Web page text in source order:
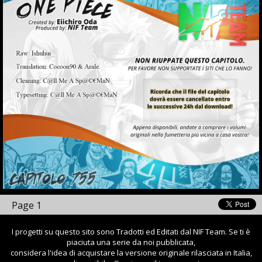
Page 1
I progetti su questo sito sono Tradotti ed Editati dal NIF Team. Se ti è
piaciuta una serie da noi pubblicata,
considera l'idea di acquistare la versione originale rilasciata in Italia,